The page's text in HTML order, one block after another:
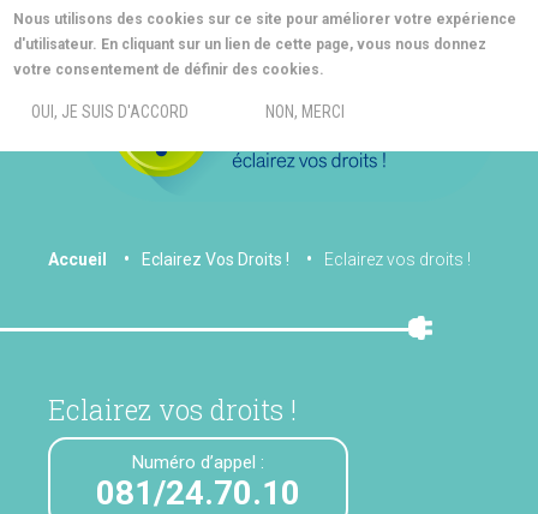
Nous utilisons des cookies sur ce site pour améliorer votre expérience
d'utilisateur. En cliquant sur un lien de cette page, vous nous donnez
votre consentement de définir des cookies.
OUI, JE SUIS D'ACCORD NON, MERCI
Aller
au
contenu
MENU
You
here
Accueil Eclairez Vos Droits ! Eclairez vos droits !
Eclairez vos droits !
Numéro d’appel :
081/24.70.10